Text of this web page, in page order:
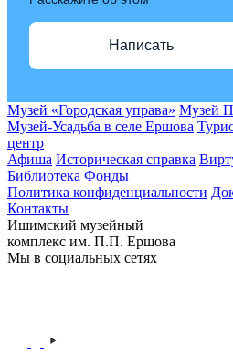
Написать
Музей «Городская управа» Музей
Музей-Усадьба в селе Ершова
центр
Афиша Историческая справка
Библиотека Фонды
Политика конфиденциальности
Контакты
Ишимский музейный
комплекс им. П.П. Ершова
Мы в социальных сетях